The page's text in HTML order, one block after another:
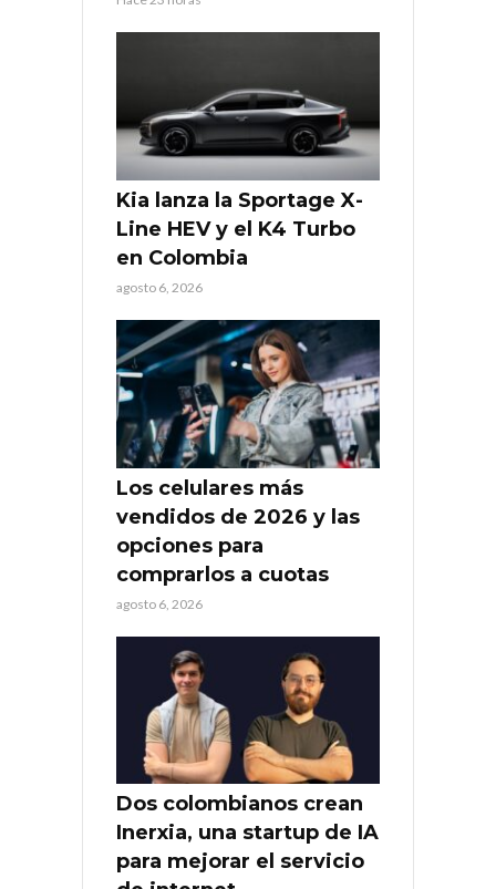
Kia lanza la Sportage X-
Line HEV y el K4 Turbo
en Colombia
agosto 6, 2026
Los celulares más
vendidos de 2026 y las
opciones para
comprarlos a cuotas
agosto 6, 2026
Dos colombianos crean
Inerxia, una startup de IA
para mejorar el servicio